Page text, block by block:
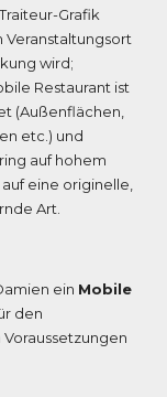
Grafik
Veranstaltungsort
wird;
Restaurant ist
(Außenflächen,
etc.) und
auf hohem
eine originelle,
Art.
ein Mobile
den
Voraussetzungen